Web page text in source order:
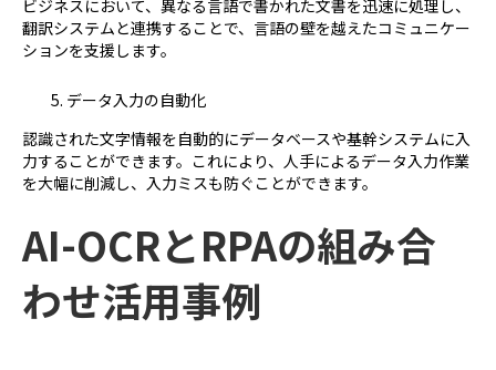
ビジネスにおいて、異なる言語で書かれた文書を迅速に処理し、
翻訳システムと連携することで、言語の壁を越えたコミュニケー
ションを支援します。
データ入力の自動化
認識された文字情報を自動的にデータベースや基幹システムに入
力することができます。これにより、人手によるデータ入力作業
を大幅に削減し、入力ミスも防ぐことができます。
AI-OCRとRPAの組み合
わせ活用事例